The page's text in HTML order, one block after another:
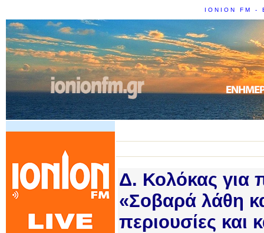
IONION FM -
Δ. Κολόκας για
«Σοβαρά λάθη
περιουσίες και